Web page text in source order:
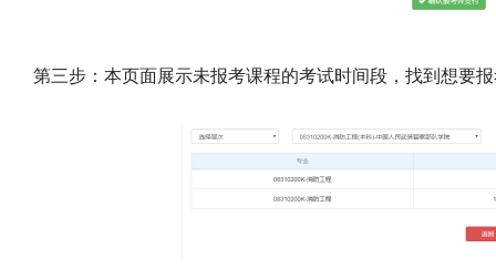
第三步：本页面展示未报考课程的考试时间段，找到想要